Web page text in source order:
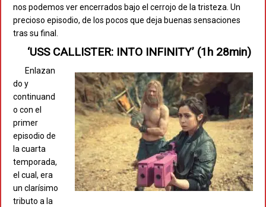
nos podemos ver encerrados bajo el cerrojo de la tristeza. Un
precioso episodio, de los pocos que deja buenas sensaciones
tras su final.
‘USS CALLISTER: INTO INFINITY’ (1h 28min)
Enlazan
do y
continuand
o con el
primer
episodio de
la cuarta
temporada,
el cual, era
un clarísimo
tributo a la